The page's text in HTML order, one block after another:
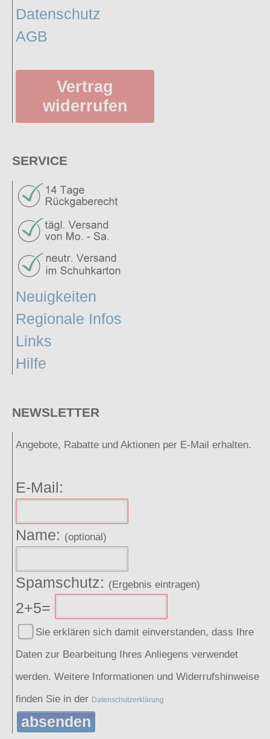
Datenschutz
AGB
Vertrag
widerrufen
SERVICE
Neuigkeiten
Regionale Infos
Links
Hilfe
NEWSLETTER
Angebote, Rabatte und Aktionen per E-Mail erhalten.
E-Mail:
Name: (optional)
Spamschutz: (Ergebnis eintragen)
2+5=
Sie erklären sich damit einverstanden, dass Ihre
Daten zur Bearbeitung Ihres Anliegens verwendet
werden. Weitere Informationen und Widerrufshinweise
finden Sie in der Datenschutzerklärung
absenden